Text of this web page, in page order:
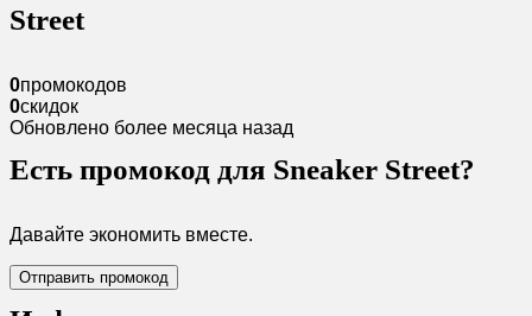
Street
0промокодов
0скидок
Обновлено более месяца назад
Есть промокод для Sneaker Street?
Давайте экономить вместе.
Отправить промокод